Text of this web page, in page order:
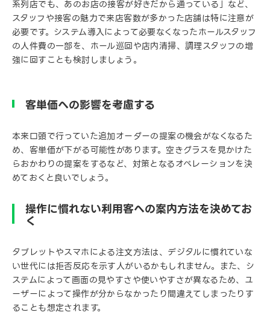
系列店でも、あのお店の接客が好きだから通っている」など、
スタッフや接客の魅力で来店客数が多かった店舗は特に注意が
必要です。システム導入によって必要なくなったホールスタッフ
の人件費の一部を、ホール巡回や店内清掃、調理スタッフの増
強に回すことも検討しましょう。
客単価への影響を考慮する
本来口頭で行っていた追加オーダーの提案の機会がなくなるた
め、客単価が下がる可能性があります。空きグラスを見かけた
らおかわりの提案をするなど、対策となるオペレーションを決
めておくと良いでしょう。
操作に慣れない利用客への案内方法を決めてお
く
タブレットやスマホによる注文方法は、デジタルに慣れていな
い世代には拒否反応を示す人がいるかもしれません。また、シ
ステムによって画面の見やすさや使いやすさが異なるため、ユ
ーザーによって操作が分からなかったり間違えてしまったりす
ることも想定されます。